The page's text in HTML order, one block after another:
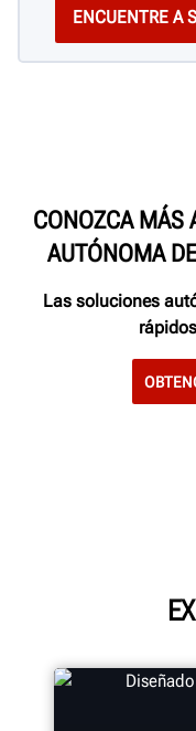
CONOZCA MÁS
AUTÓNOMA
Las soluciones